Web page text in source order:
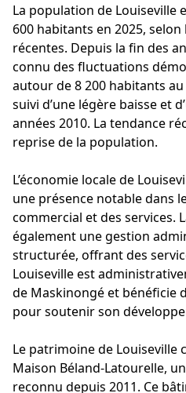
La population de Louiseville
600 habitants en 2025,
récentes. Depuis la fin des
connu des fluctuations
autour de 8 200 habitants
suivi d’une légère baisse et
années 2010. La tendance
reprise de la population.
L’économie locale de
une présence notable dans
commercial et des services.
également une gestion
structurée, offrant des
Louiseville est
de Maskinongé et bénéficie
pour soutenir son
Le patrimoine de
Maison Béland-Latourelle,
reconnu depuis 2011. Ce